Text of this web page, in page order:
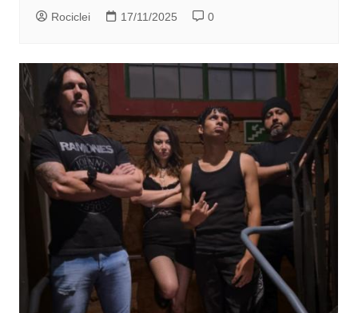
Rociclei 17/11/2025 0